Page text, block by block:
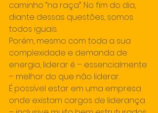
caminho “na raça”. No fim do dia,
diante dessas questões, somos
todos iguais.
Porém, mesmo com toda a sua
complexidade e demanda de
energia, liderar é – essencialmente
– melhor do que não liderar.
É possível estar em uma empresa
onde existam cargos de liderança